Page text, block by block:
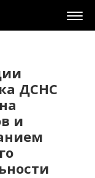
ДСНС
и